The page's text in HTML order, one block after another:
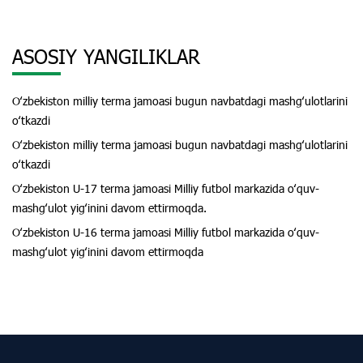
ASOSIY YANGILIKLAR
Oʻzbekiston milliy terma jamoasi bugun navbatdagi mashgʻulotlarini
oʻtkazdi
Oʻzbekiston milliy terma jamoasi bugun navbatdagi mashgʻulotlarini
oʻtkazdi
Oʻzbekiston U-17 terma jamoasi Milliy futbol markazida oʻquv-
mashgʻulot yigʻinini davom ettirmoqda.
Oʻzbekiston U-16 terma jamoasi Milliy futbol markazida oʻquv-
mashgʻulot yigʻinini davom ettirmoqda